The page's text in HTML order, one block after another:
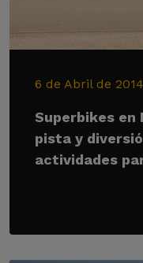
6 de Abril de 2014
Superbikes en
pista y
actividades